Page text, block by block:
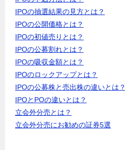
IPOの抽選結果の見方とは？
IPOの公開価格とは？
IPOの初値売りとは？
IPOの公募割れとは？
IPOの吸収金額とは？
IPOのロックアップとは？
IPOの公募株と売出株の違いとは？
IPOとPOの違いとは？
立会外分売とは？
立会外分売にお勧めの証券5選